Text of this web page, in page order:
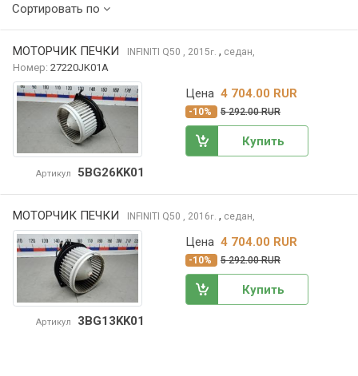
Сортировать по
МОТОРЧИК ПЕЧКИ INFINITI Q50 , 2015г. , седан,
Номер: 27220JK01A
Артикул 5BG26KK01
Цена 4 704.00 RUR
-10% 5 292.00 RUR
Купить
МОТОРЧИК ПЕЧКИ INFINITI Q50 , 2016г. , седан,
Артикул 3BG13KK01
Цена 4 704.00 RUR
-10% 5 292.00 RUR
Купить